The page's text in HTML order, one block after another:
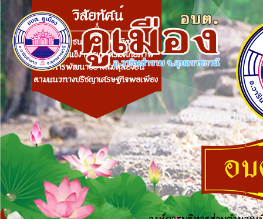
หน้า
หลัก
ข้อมูล
พื้น
ฐาน
บุคลากร
แผน
ยุทธศาสตร์